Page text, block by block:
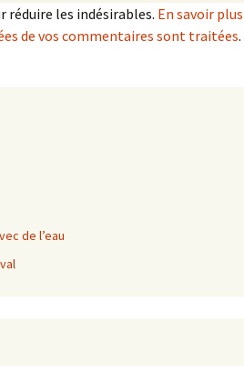
réduire les indésirables. En savoir plus
de vos commentaires sont traitées.
de l’eau